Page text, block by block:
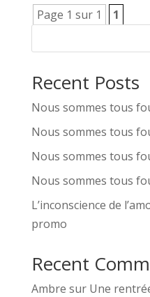
Page 1 sur 1 1
Recent Posts
Nous sommes tous
Nous sommes tous
Nous sommes tous
Nous sommes tous
L’inconscience de
promo
Recent
Ambre sur Une